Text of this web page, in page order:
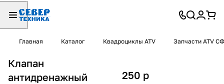
Главная Каталог Квадроциклы ATV Запчасти ATV СФ
Клапан
антидренажный
250 p